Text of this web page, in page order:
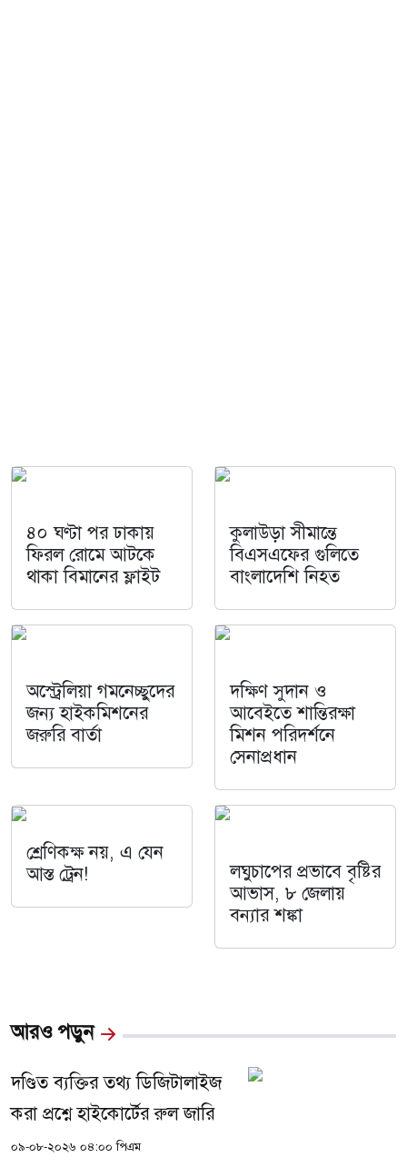
৪০ ঘণ্টা পর ঢাকায়
ফিরল রোমে আটকে
থাকা বিমানের ফ্লাইট
কুলাউড়া সীমান্তে
বিএসএফের গুলিতে
বাংলাদেশি নিহত
অস্ট্রেলিয়া গমনেচ্ছুদের
জন্য হাইকমিশনের
জরুরি বার্তা
দক্ষিণ সুদান ও
আবেইতে শান্তিরক্ষা
মিশন পরিদর্শনে
সেনাপ্রধান
শ্রেণিকক্ষ নয়, এ যেন
আস্ত ট্রেন!
লঘুচাপের প্রভাবে বৃষ্টির
আভাস, ৮ জেলায়
বন্যার শঙ্কা
আরও পড়ুন
দণ্ডিত ব্যক্তির তথ্য ডিজিটালাইজ
করা প্রশ্নে হাইকোর্টের রুল জারি
০৯-০৮-২০২৬ ০৪:০০ পিএম